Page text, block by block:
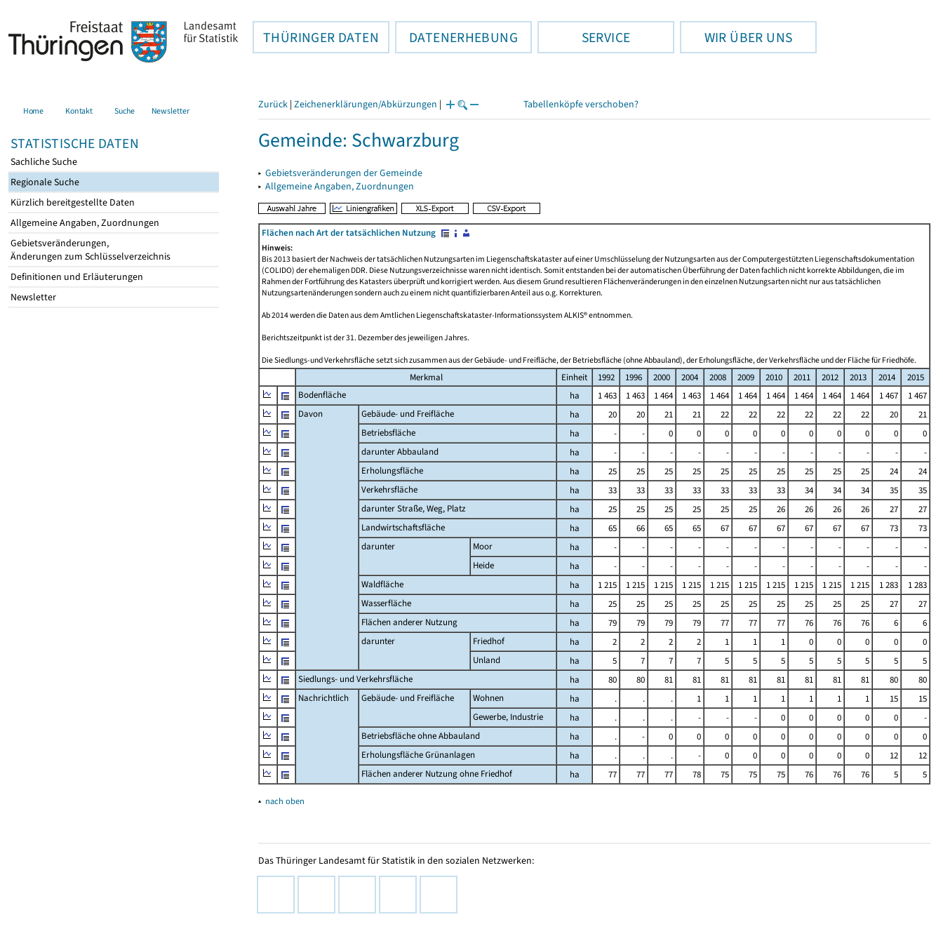
THÜRINGER DATEN DATENERHEBUNG SERVICE WIR ÜBER UNS
Home Kontakt Suche Newsletter
STATISTISCHE DATEN
Sachliche Suche
Regionale Suche
Kürzlich bereitgestellte Daten
Allgemeine Angaben, Zuordnungen
Gebietsveränderungen,
Änderungen zum Schlüsselverzeichnis
Definitionen und Erläuterungen
Newsletter
Zurück | Zeichenerklärungen/Abkürzungen | Tabellenköpfe verschoben?
Gemeinde: Schwarzburg
▸ Gebietsveränderungen der Gemeinde
▸ Allgemeine Angaben, Zuordnungen
Flächen nach Art der tatsächlichen Nutzung
Hinweis:
Bis 2013 basiert der Nachweis der tatsächlichen Nutzungsarten im Liegenschaftskataster auf einer Umschlüsselung der Nutzungsarten aus der Computergestützten Liegenschaftsdokumentation
(COLIDO) der ehemaligen DDR. Diese Nutzungsverzeichnisse waren nicht identisch. Somit entstanden bei der automatischen Überführung der Daten fachlich nicht korrekte Abbildungen, die im
Rahmen der Fortführung des Katasters überprüft und korrigiert werden. Aus diesem Grund resultieren Flächenveränderungen in den einzelnen Nutzungsarten nicht nur aus tatsächlichen
Nutzungsartenänderungen sondern auch zu einem nicht quantifizierbaren Anteil aus o.g. Korrekturen.
Ab 2014 werden die Daten aus dem Amtlichen Liegenschaftskataster-Informationssystem ALKIS® entnommen.
Berichtszeitpunkt ist der 31. Dezember des jeweiligen Jahres.
Die Siedlungs-und Verkehrsfläche setzt sich zusammen aus der Gebäude- und Freifläche, der Betriebsfläche (ohne Abbauland), der Erholungsfläche, der Verkehrsfläche und der Fläche für Friedhöfe.
Merkmal Einheit 1992 1996 2000 2004 2008 2009 2010 2011 2012 2013 2014
2015
Bodenfläche
ha 1 463 1 463 1 464 1 463 1 464 1 464 1 464 1 464 1 464 1 464 1 467
1 467
Davon
Gebäude- und Freifläche ha 20 20 21 21 22 22 22 22 22 22 20
21
Betriebsfläche
ha - - 0 0 0 0 0 0 0 0 0
0
darunter Abbauland
ha - - - - - - - - - - -
-
Erholungsfläche
ha 25 25 25 25 25 25 25 25 25 25 24
24
Verkehrsfläche
ha 33 33 33 33 33 33 33 34 34 34 35
35
darunter Straße, Weg, Platz
ha 25 25 25 25 25 25 26 26 26 26 27
27
Landwirtschaftsfläche
ha 65 66 65 65 67 67 67 67 67 67 73
73
darunter
Moor ha - - - - - - - - - - -
-
Heide
ha - - - - - - - - - - -
-
Waldfläche
ha 1 215 1 215 1 215 1 215 1 215 1 215 1 215 1 215 1 215 1 215 1 283
1 283
Wasserfläche
ha 25 25 25 25 25 25 25 25 25 25 27
27
Flächen anderer Nutzung
ha 79 79 79 79 77 77 77 76 76 76 6
6
darunter
Friedhof ha 2 2 2 2 1 1 1 0 0 0 0
0
Unland
ha 5 7 7 7 5 5 5 5 5 5 5
5
Siedlungs- und Verkehrsfläche
ha 80 80 81 81 81 81 81 81 81 81 80
80
Nachrichtlich
Gebäude- und Freifläche Wohnen ha . . . 1 1 1 1 1 1 1 15
15
Gewerbe, Industrie
ha . . . - - - 0 0 0 0 0
-
Betriebsfläche ohne Abbauland
ha . - 0 0 0 0 0 0 0 0 0
0
Erholungsfläche Grünanlagen
ha . . . - 0 0 0 0 0 0 12
12
Flächen anderer Nutzung ohne Friedhof
ha 77 77 77 78 75 75 75 76 76 76 5 5
▴ nach oben
Das Thüringer Landesamt für Statistik in den sozialen Netzwerken: